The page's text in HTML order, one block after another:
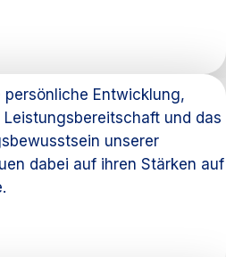
persönliche Entwicklung,
und das
unserer
dabei auf ihren Stärken auf